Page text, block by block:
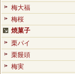
梅大福
梅桜
焼菓子
栗パイ
栗饅頭
梅実